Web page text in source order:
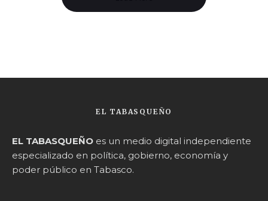
EL TABASQUEÑO
EL TABASQUEÑO es un medio digital independiente
especializado en política, gobierno, economía y
poder público en Tabasco.